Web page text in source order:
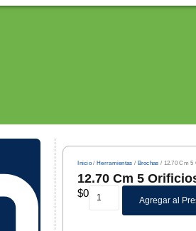
Inicio /Herramientas / Brochas / 12.70 Cm 5
12.70 Cm 5
$0
Agregar al